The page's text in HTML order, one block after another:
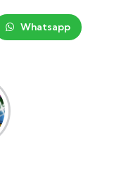
Whatsapp